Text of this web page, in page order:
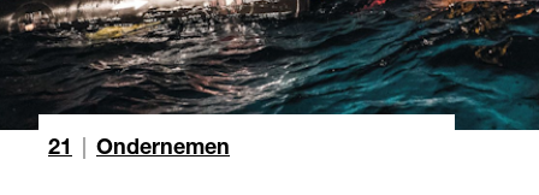
21 Ondernemen